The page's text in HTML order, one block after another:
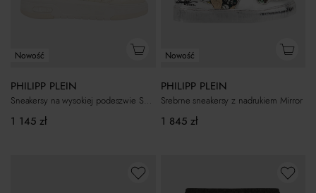
Nowość
PHILIPP PLEIN
Sneakersy na wysokiej podeszwie SK8R
1 145 zł
Nowość
PHILIPP PLEIN
Srebrne sneakersy z nadrukiem Mirror
1 845 zł